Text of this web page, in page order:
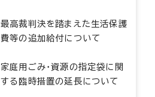
最高裁判決を踏まえた生活保護
費等の追加給付について
家庭用ごみ・資源の指定袋に関
する臨時措置の延長について